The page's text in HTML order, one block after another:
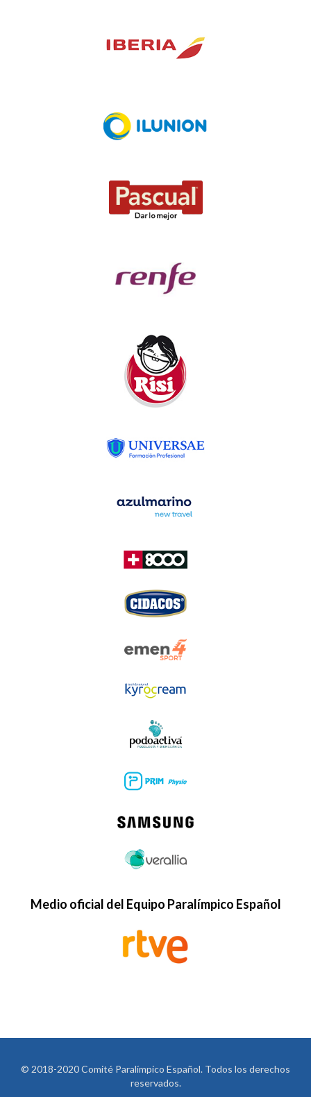
Medio oficial del Equipo Paralímpico Español
© 2018-2020 Comité Paralímpico Español. Todos los derechos
reservados.